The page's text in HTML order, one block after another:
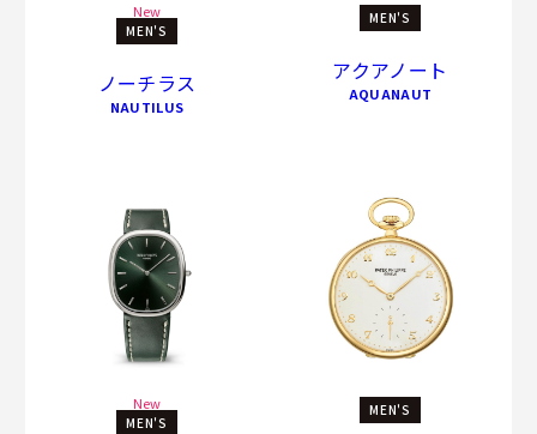
New
MEN'S
ノーチラス
NAUTILUS
MEN'S
アクアノート
AQUANAUT
New
MEN'S
MEN'S